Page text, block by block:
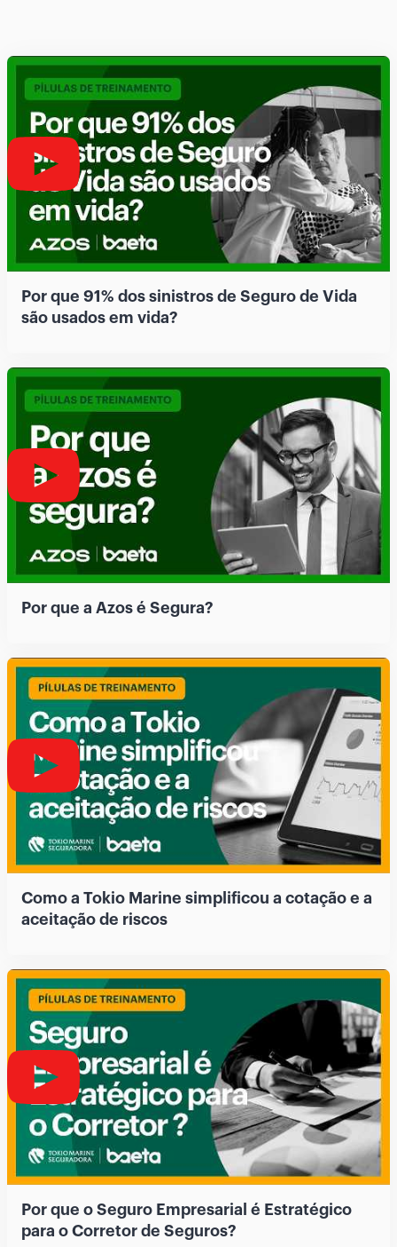
Por que 91% dos sinistros de Seguro de Vida
são usados em vida?
Por que a Azos é Segura?
Como a Tokio Marine simplificou a cotação e a
aceitação de riscos
Por que o Seguro Empresarial é Estratégico
para o Corretor de Seguros?